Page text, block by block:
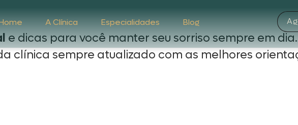
A Clínica Especialidades Blog
e dicas para você manter seu sorriso sempre em
clínica sempre atualizado com as melhores